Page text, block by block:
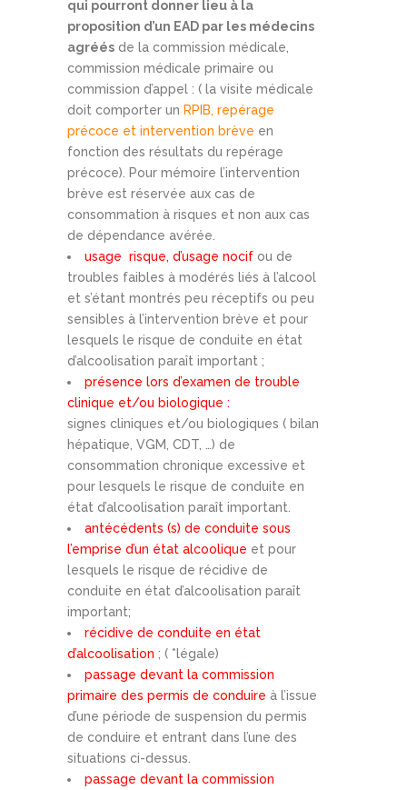
qui pourront donner lieu à la
proposition d’un EAD par les médecins
agréés de la commission médicale,
commission médicale primaire ou
commission d’appel : ( la visite médicale
doit comporter un RPIB, repérage
précoce et intervention brève en
fonction des résultats du repérage
précoce). Pour mémoire l’intervention
brève est réservée aux cas de
consommation à risques et non aux cas
de dépendance avérée.
usage risque, d’usage nocif ou de
troubles faibles à modérés liés à l’alcool
et s’étant montrés peu réceptifs ou peu
sensibles à l’intervention brève et pour
lesquels le risque de conduite en état
d’alcoolisation paraît important ;
présence lors d’examen de trouble
clinique et/ou biologique :
signes cliniques et/ou biologiques ( bilan
hépatique, VGM, CDT, …) de
consommation chronique excessive et
pour lesquels le risque de conduite en
état d’alcoolisation paraît important.
antécédents (s) de conduite sous
l’emprise d’un état alcoolique et pour
lesquels le risque de récidive de
conduite en état d’alcoolisation paraît
important;
récidive de conduite en état
d’alcoolisation ; ( *légale)
passage devant la commission
primaire des permis de conduire à l’issue
d’une période de suspension du permis
de conduire et entrant dans l’une des
situations ci-dessus.
passage devant la commission